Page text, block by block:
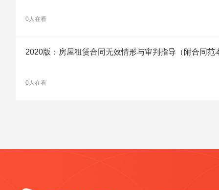
0人在看
2020版：房屋租赁合同无效情形与审判指导（附合同范
0人在看